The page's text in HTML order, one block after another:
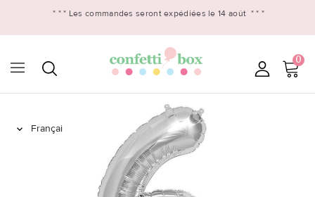
* * * Les commandes seront expédiées le 14 août * * *
0
